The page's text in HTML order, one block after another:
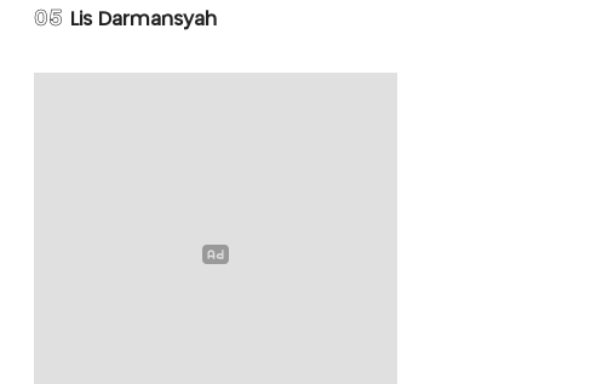
05 Lis Darmansyah